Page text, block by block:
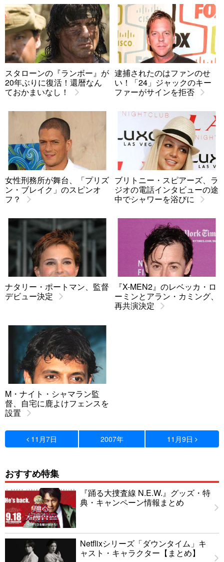
スタローンの『ランボー』が
20年ぶりに復活！還暦なん
ておかまいなし！
逮捕されたのはファンのせ
い！「24」ジャックのキー
ファーがサインを拒否
女性刑務所が舞台、「プリズ
ン・ブレイク」のスピンオ
フ？
ブリトニー・スピアーズ、ラ
ジオの電話インタビューの途
中でシャワーを浴びに
ナタリー・ポートマン、監督
デビュー決定
『X-MEN2』のレベッカ・ロ
ーミンとアラン・カミング、
再共演決定
M・ナイト・シャマラン監
督、自宅に鹿よけフェンスを
設置
11月7日 2007年 11月9日
おすすめ特集
『踊る大捜査線 N.E.W.』グッズ・特
典・キャンペーン情報まとめ
Netflixシリーズ「ダウンタイム」キ
ャスト・キャラクター【まとめ】